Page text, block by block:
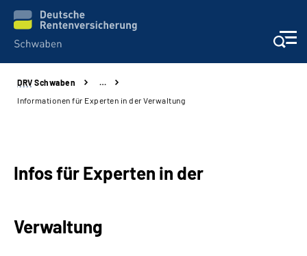
Services
Presse und Fachinformationen
DRV Schwaben
…
Informationen für Experten in der Verwaltung
Infos für Experten in der
Verwaltung